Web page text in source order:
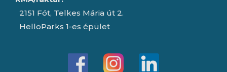
2151 Fót, Telkes Mária út 2.
HelloParks 1-es épület